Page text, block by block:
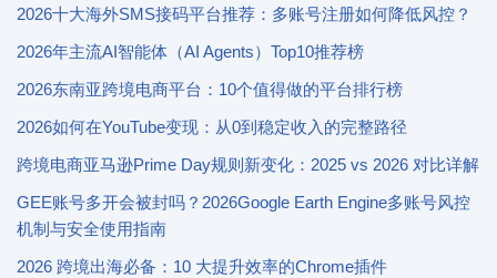
2026十大海外SMS接码平台推荐：多账号注册如何降低风控？
2026年主流AI智能体（AI Agents）Top10推荐榜
2026东南亚跨境电商平台：10个值得做的平台排行榜
2026如何在YouTube变现：从0到稳定收入的完整路径
跨境电商亚马逊Prime Day规则新变化：2025 vs 2026 对比详解
GEE账号多开会被封吗？2026Google Earth Engine多账号风控
机制与安全使用指南
2026 跨境出海必备：10 大提升效率的Chrome插件